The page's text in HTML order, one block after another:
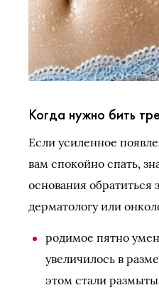
Когда нужно бить
Если усиленное
вам спокойно спать,
основания обратиться
дерматологу или
родимое пятно
увеличилось в
этом стали